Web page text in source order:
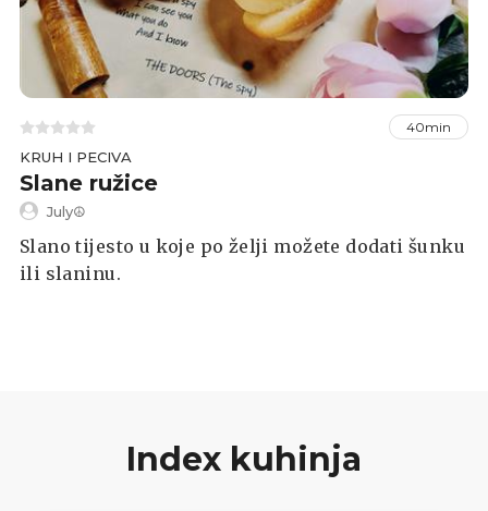
40min
KRUH I PECIVA
Slane ružice
July☮
Slano tijesto u koje po želji možete dodati šunku
ili slaninu.
Index kuhinja